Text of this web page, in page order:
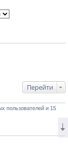
Перейти
пользователей и 15